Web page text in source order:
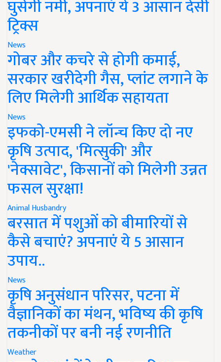
घुसेगी नमी, अपनाएं ये 3 आसान देसी
ट्रिक्स
News
गोबर और कचरे से होगी कमाई,
सरकार खरीदेगी गैस, प्लांट लगाने के
लिए मिलेगी आर्थिक सहायता
News
इफको-एमसी ने लॉन्च किए दो नए
कृषि उत्पाद, 'मित्सुकी' और
'नेक्सावेट', किसानों को मिलेगी उन्नत
फसल सुरक्षा!
Animal Husbandry
बरसात में पशुओं को बीमारियों से
कैसे बचाएं? अपनाएं ये 5 आसान
उपाय..
News
कृषि अनुसंधान परिसर, पटना में
वैज्ञानिकों का मंथन, भविष्य की कृषि
तकनीकों पर बनी नई रणनीति
Weather